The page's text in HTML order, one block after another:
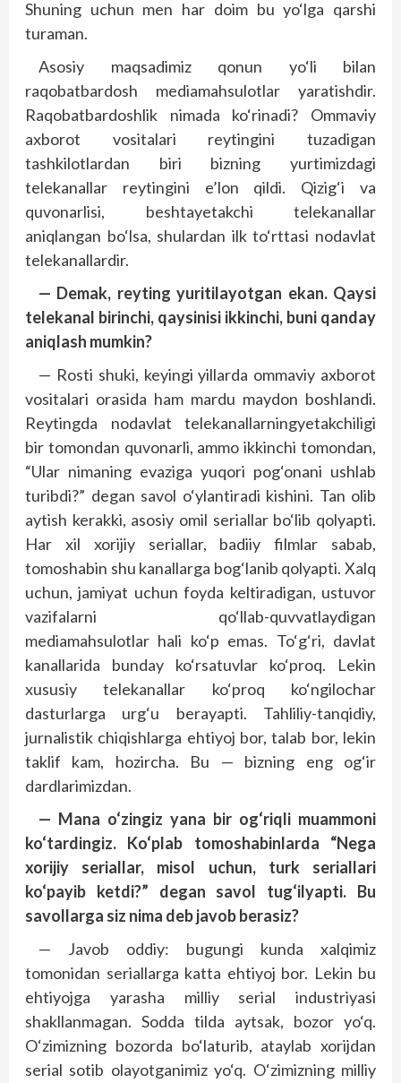
Shuning uchun men har doim bu yo‘lga qarshi
turaman.
Asosiy maqsadimiz qonun yo‘li bilan
raqobatbardosh mediamahsulotlar yaratishdir.
Raqobatbardoshlik nimada ko‘rinadi? Ommaviy
axborot vositalari reytingini tuzadigan
tashkilotlardan biri bizning yurtimizdagi
telekanallar reytingini e’lon qildi. Qizig‘i va
quvonarlisi, beshtayetakchi telekanallar
aniqlangan bo‘lsa, shulardan ilk to‘rttasi nodavlat
telekanallardir.
— Demak, reyting yuritilayotgan ekan. Qaysi
telekanal birinchi, qaysinisi ikkinchi, buni qanday
aniqlash mumkin?
— Rosti shuki, keyingi yillarda ommaviy axborot
vositalari orasida ham mardu maydon boshlandi.
Reytingda nodavlat telekanallarningyetakchiligi
bir tomondan quvonarli, ammo ikkinchi tomondan,
“Ular nimaning evaziga yuqori pog‘onani ushlab
turibdi?” degan savol o‘ylantiradi kishini. Tan olib
aytish kerakki, asosiy omil seriallar bo‘lib qolyapti.
Har xil xorijiy seriallar, badiiy filmlar sabab,
tomoshabin shu kanallarga bog‘lanib qolyapti. Xalq
uchun, jamiyat uchun foyda keltiradigan, ustuvor
vazifalarni qo‘llab-quvvatlaydigan
mediamahsulotlar hali ko‘p emas. To‘g‘ri, davlat
kanallarida bunday ko‘rsatuvlar ko‘proq. Lekin
xususiy telekanallar ko‘proq ko‘ngilochar
dasturlarga urg‘u berayapti. Tahliliy-tanqidiy,
jurnalistik chiqishlarga ehtiyoj bor, talab bor, lekin
taklif kam, hozircha. Bu — bizning eng og‘ir
dardlarimizdan.
— Mana o‘zingiz yana bir og‘riqli muammoni
ko‘tardingiz. Ko‘plab tomoshabinlarda “Nega
xorijiy seriallar, misol uchun, turk seriallari
ko‘payib ketdi?” degan savol tug‘ilyapti. Bu
savollarga siz nima deb javob berasiz?
— Javob oddiy: bugungi kunda xalqimiz
tomonidan seriallarga katta ehtiyoj bor. Lekin bu
ehtiyojga yarasha milliy serial indus­triyasi
shakllanmagan. Sodda tilda aytsak, bozor yo‘q.
O‘zimizning bozorda bo‘laturib, ataylab xorijdan
serial sotib olayotganimiz yo‘q. O‘zimizning milliy